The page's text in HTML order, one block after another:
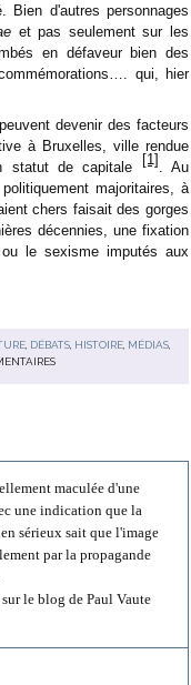
Bien d'autres personnages
et pas seulement sur les
en défaveur bien des
qui, hier
devenir des facteurs
à Bruxelles, ville rendue
statut de capitale
[1] . Au
majoritaires, à
chers faisait des gorges
décennies, une fixation
le sexisme imputés aux
, DÉBATS, HISTOIRE, MÉDIAS,
maculée d'une
une indication que la
sérieux sait que l'image
par la propagande
le blog de Paul Vaute